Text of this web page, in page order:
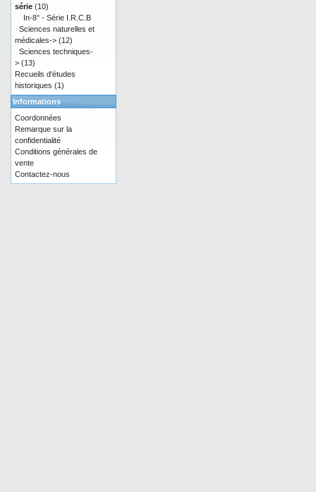
série (10)
In-8° - Série I.R.C.B
Sciences naturelles et
médicales-> (12)
Sciences techniques-
> (13)
Recueils d'études
historiques (1)
Informations
Coordonnées
Remarque sur la
confidentialité
Conditions générales de
vente
Contactez-nous